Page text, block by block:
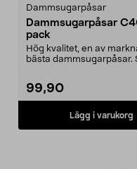
Dammsugarpåsar
Dammsugarpåsar
pack
Hög kvalitet, en av
bästa dammsugarpåsar.
99,90
Lägg i varukorg